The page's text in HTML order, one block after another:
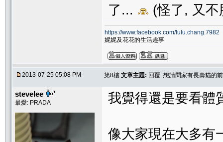
了...
(怪了, 又
https://www.facebook.com/lulu.chang.7982
妮妮及花花的生活趣事
2013-07-25 05:08 PM 第8樓 文章主題: 回覆: 想請問家有長壽貓的
stevelee
最愛: PRADA 我覺得還是要看體
像大家現在大多有